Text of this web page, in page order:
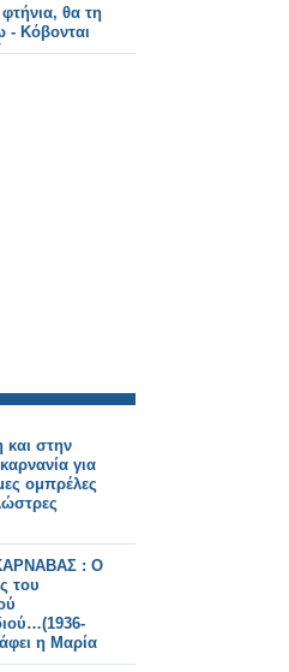
θα τη
- Κόβονται
και δεν
και στην
για
ομπρέλες
: Ο
του
η Μαρία